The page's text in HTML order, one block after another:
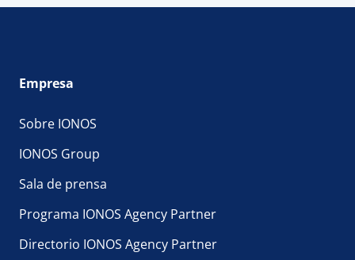
las páginas web .DEV. Registra tu nombre de
cada contrato de dominio, recibirás un Certificado
tu panel de control después de que el registro del
Empresa
Sobre IONOS
IONOS Group
Sala de prensa
Programa IONOS Agency Partner
Directorio IONOS Agency Partner